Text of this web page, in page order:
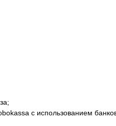
с использованием